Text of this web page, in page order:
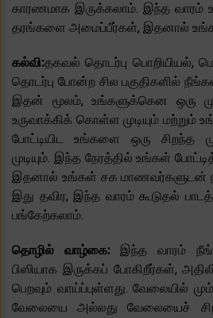
காரணமாக இருக்கலாம். இந்த வாரம்
தரங்களை அமைப்பீர்கள், இதனால்
கல்வி:தகவல் தொடர்பு பொறியியல்,
தொடர்பு போன்ற சில பகுதிகளில்
இதன் மூலம், உங்களுக்கென ஒரு
உருவாக்கிக் கொள்ள முடியும்
போட்டியிட உங்களை ஒரு சிறந்த
முடியும். இந்த நேரத்தில் உங்கள்
இதனால் உங்கள் சக மாணவர்களுடன்
இது தவிர, இந்த வாரம் கூடுதல்
பங்கேற்கலாம்.
தொழில் வாழ்கை: இந்த வாரம்
பிஸியாக இருக்கப் போகிறீர்கள்,
பெறவும் வாய்ப்புள்ளது. வேலையில்
வேலையை அல்லது வேலையைச்